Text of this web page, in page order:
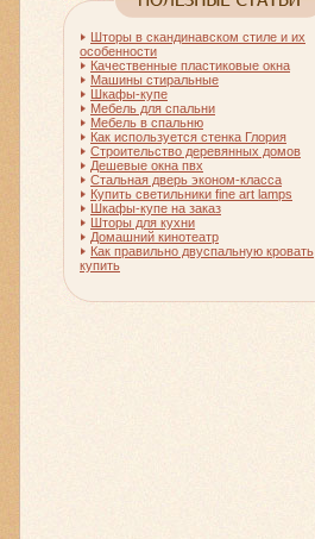
Шторы в скандинавском стиле и их
особенности
Качественные пластиковые окна
Машины стиральные
Шкафы-купе
Мебель для спальни
Мебель в спальню
Как используется стенка Глория
Строительство деревянных домов
Дешевые окна пвх
Стальная дверь эконом-класса
Купить светильники fine art lamps
Шкафы-купе на заказ
Шторы для кухни
Домашний кинотеатр
Как правильно двуспальную кровать
купить